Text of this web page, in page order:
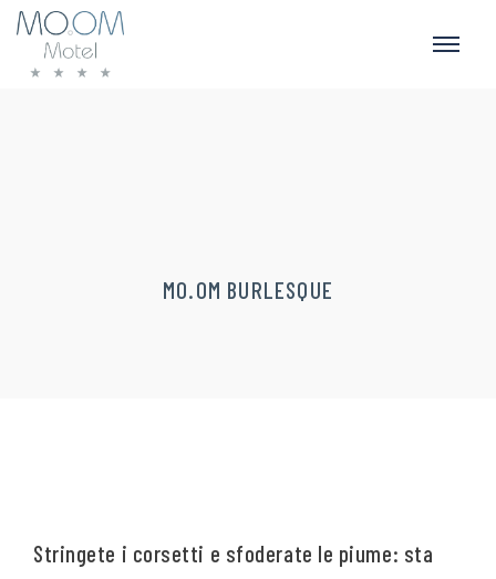
MO.OM BURLESQUE
Stringete i corsetti e sfoderate le piume: sta